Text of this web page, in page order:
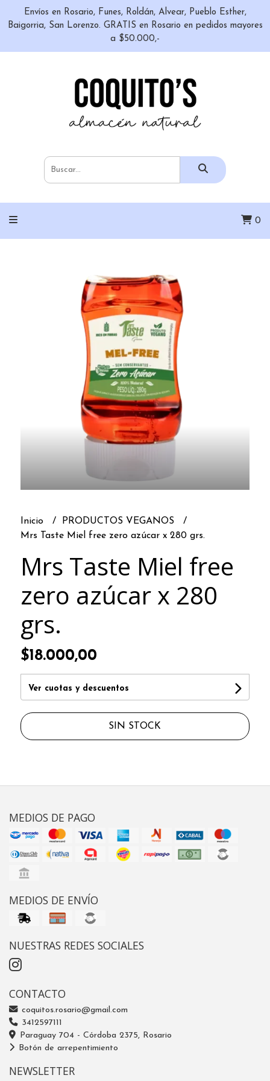
Envíos en Rosario, Funes, Roldán, Alvear, Pueblo Esther,
Baigorria, San Lorenzo. GRATIS en Rosario en pedidos mayores
a $50.000,-
0
Inicio
PRODUCTOS VEGANOS
Mrs Taste Miel free zero azúcar x 280 grs.
Mrs Taste Miel free
zero azúcar x 280
grs.
$18.000,00
Ver cuotas y descuentos
SIN STOCK
MEDIOS DE PAGO
MEDIOS DE ENVÍO
NUESTRAS REDES SOCIALES
CONTACTO
coquitos.rosario@gmail.com
3412597111
Paraguay 704 - Córdoba 2375, Rosario
Botón de arrepentimiento
NEWSLETTER